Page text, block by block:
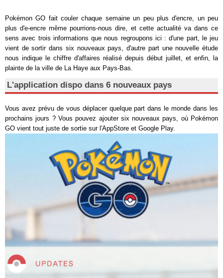
Pokémon GO fait couler chaque semaine un peu plus d'encre, un peu
plus d'e-encre même pourrions-nous dire, et cette actualité va dans ce
sens avec trois informations que nous regroupons ici : d'une part, le jeu
vient de sortir dans six nouveaux pays, d'autre part une nouvelle étude
nous indique le chiffre d'affaires réalisé depuis début juillet, et enfin, la
plainte de la ville de La Haye aux Pays-Bas.
L'application dispo dans 6 nouveaux pays
Vous avez prévu de vous déplacer quelque part dans le monde dans les
prochains jours ? Vous pouvez ajouter six nouveaux pays, où Pokémon
GO vient tout juste de sortie sur l'AppStore et Google Play.